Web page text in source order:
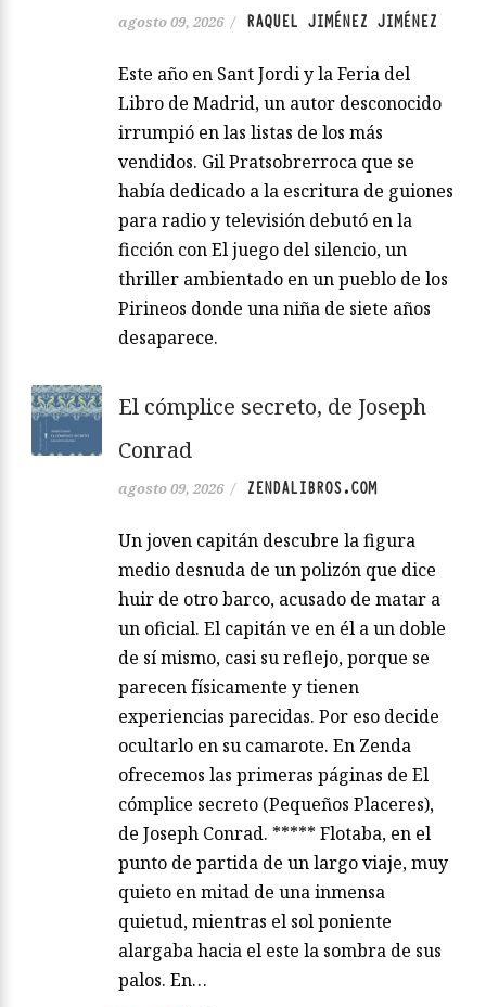
agosto 09, 2026 / RAQUEL JIMÉNEZ JIMÉNEZ
Este año en Sant Jordi y la Feria del
Libro de Madrid, un autor desconocido
irrumpió en las listas de los más
vendidos. Gil Pratsobrerroca que se
había dedicado a la escritura de guiones
para radio y televisión debutó en la
ficción con El juego del silencio, un
thriller ambientado en un pueblo de los
Pirineos donde una niña de siete años
desaparece.
El cómplice secreto, de Joseph
Conrad
agosto 09, 2026 / ZENDALIBROS.COM
Un joven capitán descubre la figura
medio desnuda de un polizón que dice
huir de otro barco, acusado de matar a
un oficial. El capitán ve en él a un doble
de sí mismo, casi su reflejo, porque se
parecen físicamente y tienen
experiencias parecidas. Por eso decide
ocultarlo en su camarote. En Zenda
ofrecemos las primeras páginas de El
cómplice secreto (Pequeños Placeres),
de Joseph Conrad. ***** Flotaba, en el
punto de partida de un largo viaje, muy
quieto en mitad de una inmensa
quietud, mientras el sol poniente
alargaba hacia el este la sombra de sus
palos. En…